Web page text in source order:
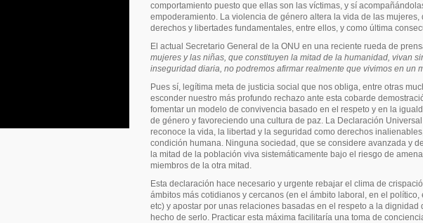
comportamiento puesto que ellas son las víctimas, y sí
empoderamiento. La violencia de género altera la vida de las mujeres,
derechos y libertades fundamentales, entre ellos, y como última
El actual Secretario General de la ONU en una reciente rueda de
mujeres y las niñas, que constituyen la mitad de la humanidad, vivan
inseguridad diaria, no podremos afirmar realmente que vivimos en un
Pues sí, legítima meta de justicia social que nos obliga, entre otras
esconder nuestro más profundo rechazo ante esta cobarde
fomentar un modelo de convivencia basado en el respeto y en la
de género y favoreciendo una cultura de paz. La Declaración
reconoce la vida, la libertad y la seguridad como derechos
condición humana. Ninguna sociedad, que se considere avanzada y
la mitad de la población viva sistemáticamente bajo el riesgo de
miembros de la otra mitad.
Esta declaración hace necesario y urgente rebajar el clima de
ámbitos más cotidianos y cercanos (en el ámbito laboral, en el
etc) y apostar por unas relaciones basadas en el respeto a la dignidad
hecho de serlo. Practicar esta máxima facilitaría una toma de